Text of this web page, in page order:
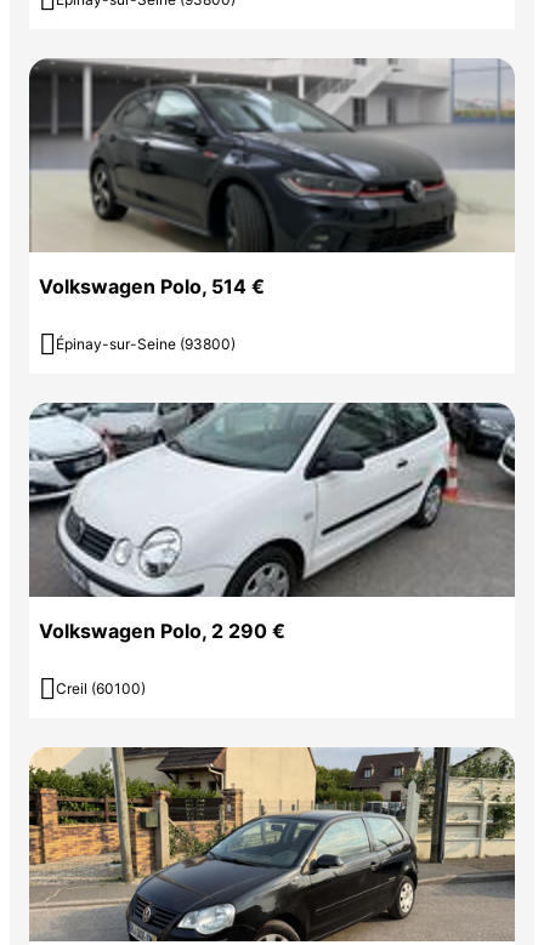
Volkswagen Polo, 514 €
 Épinay-sur-Seine (93800)
Volkswagen Polo, 2 290 €
 Creil (60100)